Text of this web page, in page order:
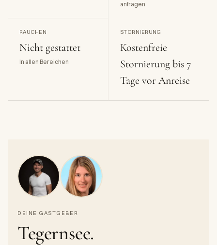
anfragen
RAUCHEN
Nicht gestattet
In allen Bereichen
STORNIERUNG
Kostenfreie
Stornierung bis 7
Tage vor Anreise
DEINE GASTGEBER
Tegernsee.